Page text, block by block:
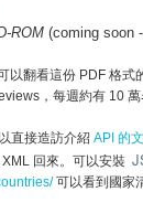
ROM (coming soon -
以翻看這份 PDF 格式
，每週約有 10 萬
直接造訪介紹 API 的
回來。可以安裝
可以看到國家